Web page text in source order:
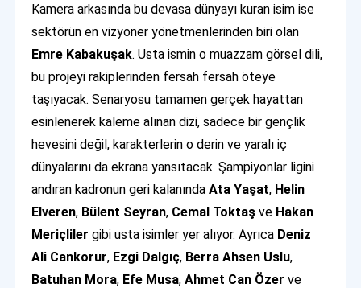
Kamera arkasında bu devasa dünyayı kuran isim ise
sektörün en vizyoner yönetmenlerinden biri olan
Emre Kabakuşak. Usta ismin o muazzam görsel dili,
bu projeyi rakiplerinden fersah fersah öteye
taşıyacak. Senaryosu tamamen gerçek hayattan
esinlenerek kaleme alınan dizi, sadece bir gençlik
hevesini değil, karakterlerin o derin ve yaralı iç
dünyalarını da ekrana yansıtacak. Şampiyonlar ligini
andıran kadronun geri kalanındaAta Yaşat, Helin
Elveren, Bülent Seyran, Cemal Toktaş ve Hakan
Meriçliler gibi usta isimler yer alıyor. Ayrıca Deniz
Ali Cankorur, Ezgi Dalgıç, Berra Ahsen Uslu,
Batuhan Mora, Efe Musa,Ahmet Can Özer ve